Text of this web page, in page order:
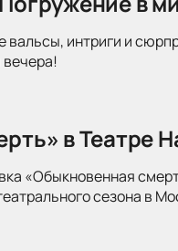
интриги и
в Театре
«Обыкновенная
сезона в